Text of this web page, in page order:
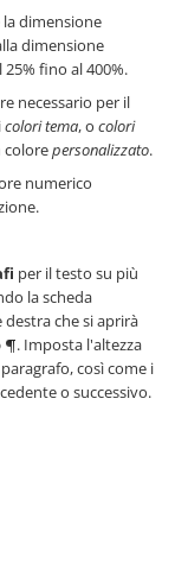
dimensione
dimensione
fino al 400%.
necessario per il
colori tema, o colori
colorepersonalizzato.
numerico
per il testo su più
la scheda
che si aprirà
. Imposta l'altezza
così come i
o successivo.